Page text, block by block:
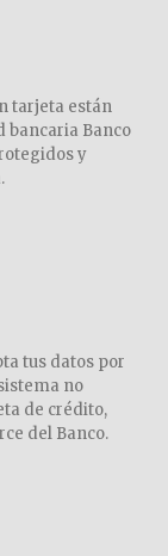
tarjeta están
bancaria Banco
y
tus datos por
no
de crédito,
del Banco.